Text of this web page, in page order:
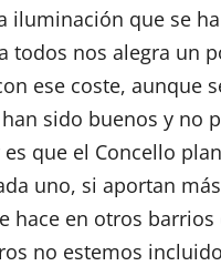
iluminación que se
todos nos alegra un
ese coste, aunque
sido buenos y no
que el Concello
uno, si aportan
hace en otros
no estemos